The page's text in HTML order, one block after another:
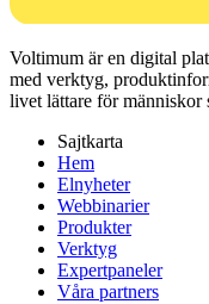
Voltimum är en digital
med verktyg,
livet lättare för människor
Sajtkarta
Hem
Elnyheter
Webbinarier
Produkter
Verktyg
Expertpaneler
Våra partners